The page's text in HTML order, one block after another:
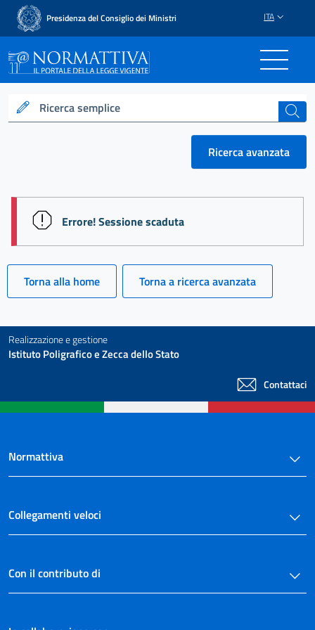
Presidenza del Consiglio dei Ministri ITA
Normattiva - Il portale
Ricerca semplice cerca
Ricerca avanzata
session id:
Errore! Sessione scaduta
Torna alla home Torna a ricerca avanzata
Realizzazione e gestione
Istituto Poligrafico e Zecca dello Stato
Contattaci
Normattiva
Collegamenti veloci
Con il contributo di